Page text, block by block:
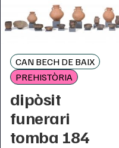
CAN BECH DE BAIX
PREHISTÒRIA
dipòsit
funerari
tomba 184